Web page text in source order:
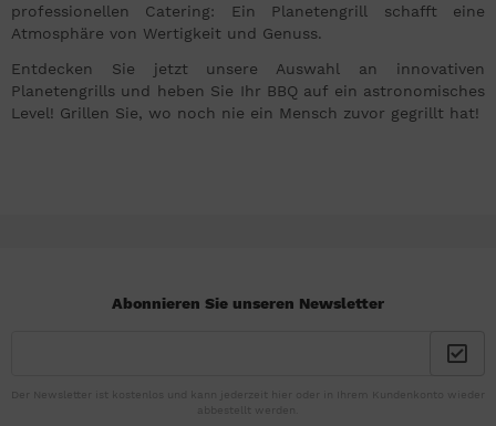
professionellen Catering: Ein Planetengrill schafft eine
Atmosphäre von Wertigkeit und Genuss.
Entdecken Sie jetzt unsere Auswahl an innovativen
Planetengrills und heben Sie Ihr BBQ auf ein astronomisches
Level! Grillen Sie, wo noch nie ein Mensch zuvor gegrillt hat!
Abonnieren Sie unseren Newsletter
Der Newsletter ist kostenlos und kann jederzeit hier oder in Ihrem Kundenkonto wieder
abbestellt werden.